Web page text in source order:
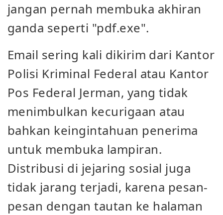
jangan pernah membuka akhiran
ganda seperti "pdf.exe".
Email sering kali dikirim dari Kantor
Polisi Kriminal Federal atau Kantor
Pos Federal Jerman, yang tidak
menimbulkan kecurigaan atau
bahkan keingintahuan penerima
untuk membuka lampiran.
Distribusi di jejaring sosial juga
tidak jarang terjadi, karena pesan-
pesan dengan tautan ke halaman